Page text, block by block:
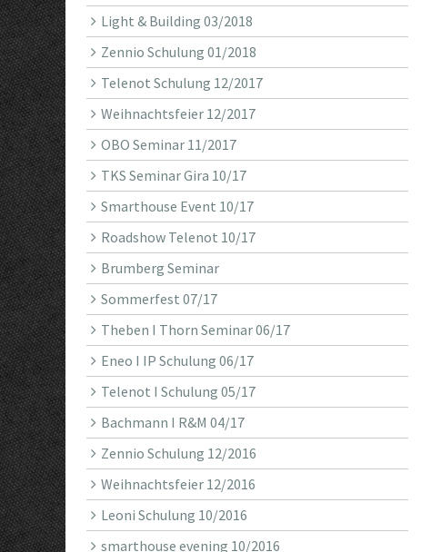
Light & Building 03/2018
Zennio Schulung 01/2018
Telenot Schulung 12/2017
Weihnachtsfeier 12/2017
OBO Seminar 11/2017
TKS Seminar Gira 10/17
Smarthouse Event 10/17
Roadshow Telenot 10/17
Brumberg Seminar
Sommerfest 07/17
Theben I Thorn Seminar 06/17
Eneo I IP Schulung 06/17
Telenot I Schulung 05/17
Bachmann I R&M 04/17
Zennio Schulung 12/2016
Weihnachtsfeier 12/2016
Leoni Schulung 10/2016
smarthouse evening 10/2016